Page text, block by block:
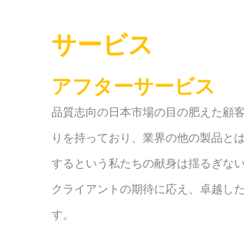
サービス
アフターサービス
品質志向の日本市場の目の肥えた顧
りを持っており、業界の他の製品と
するという私たちの献身は揺るぎな
クライアントの期待に応え、卓越し
す。